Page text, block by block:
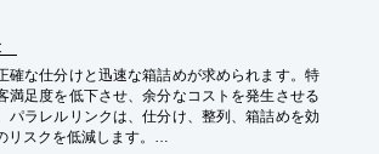
確な仕分けと迅速な箱詰めが求められます。特
満足度を低下させ、余分なコストを発生させる
パラレルリンクは、仕分け、整列、箱詰めを効
スクを低減します。